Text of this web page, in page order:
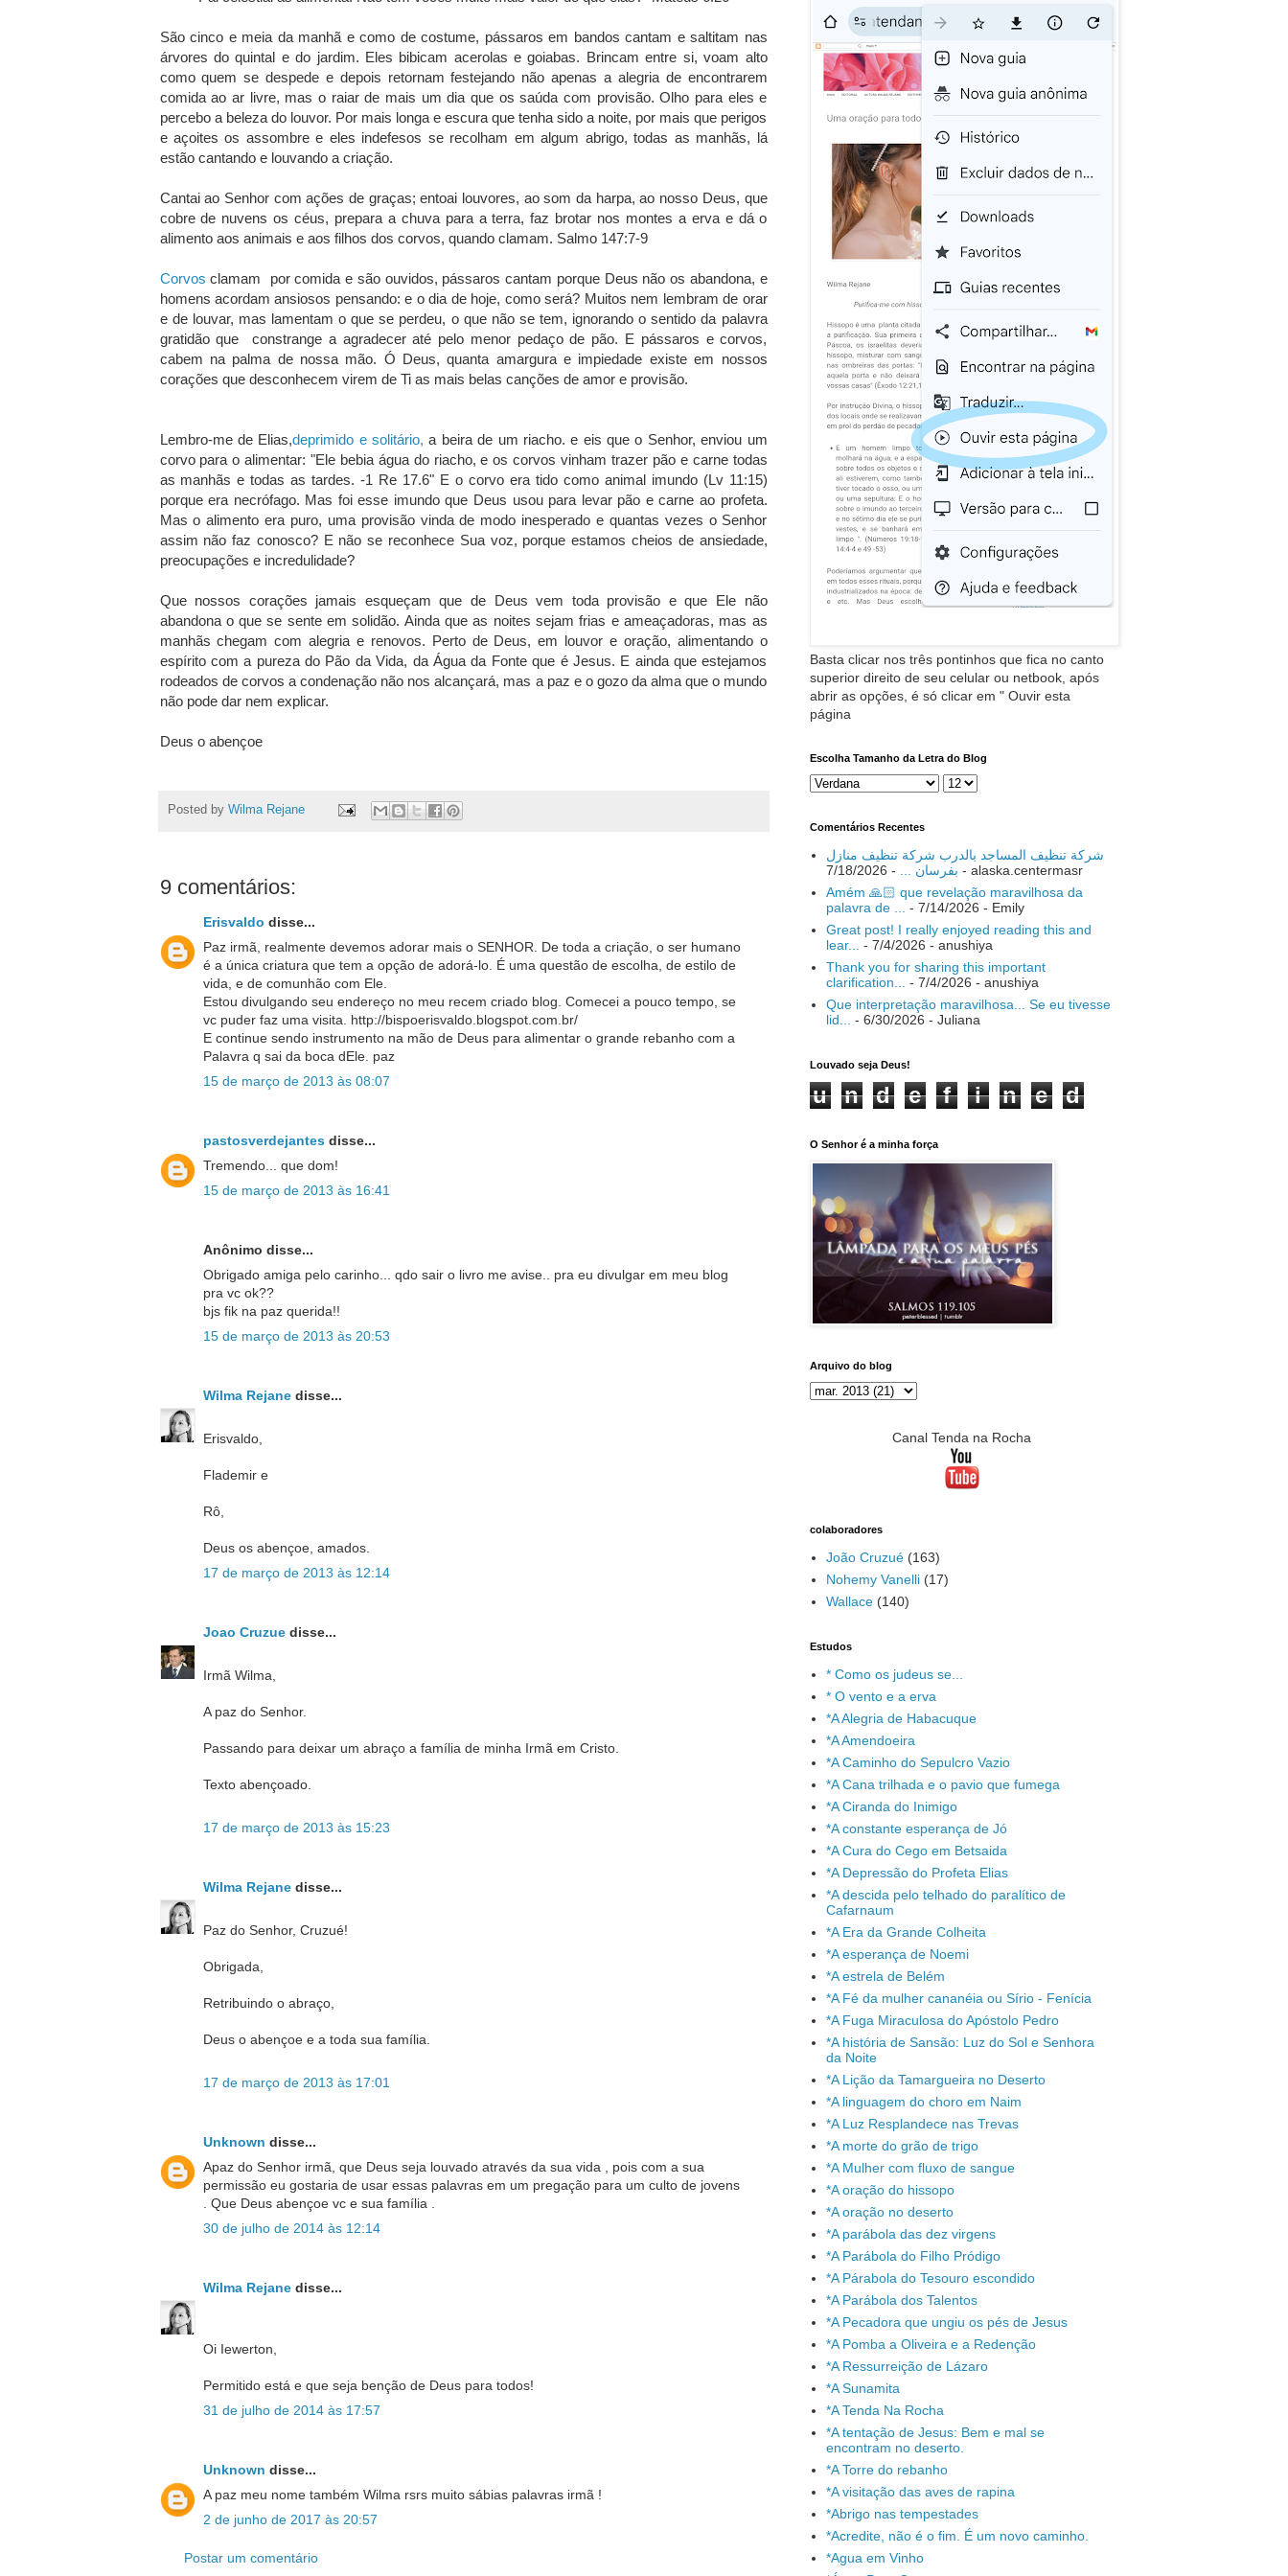
São cinco e meia da manhã e como de costume, pássaros em bandos cantam e saltitam nas
árvores do quintal e do jardim. Eles bibicam acerolas e goiabas. Brincam entre si, voam alto
como quem se despede e depois retornam festejando não apenas a alegria de encontrarem
comida ao ar livre, mas o raiar de mais um dia que os saúda com provisão. Olho para eles e
percebo a beleza do louvor. Por mais longa e escura que tenha sido a noite, por mais que perigos
e açoites os assombre e eles indefesos se recolham em algum abrigo, todas as manhãs, lá
estão cantando e louvando a criação.
Cantai ao Senhor com ações de graças; entoai louvores, ao som da harpa, ao nosso Deus, que
cobre de nuvens os céus, prepara a chuva para a terra, faz brotar nos montes a erva e dá o
alimento aos animais e aos filhos dos corvos, quando clamam. Salmo 147:7-9
Corvos clamam por comida e são ouvidos, pássaros cantam porque Deus não os abandona, e
homens acordam ansiosos pensando: e o dia de hoje, como será? Muitos nem lembram de orar
e de louvar, mas lamentam o que se perdeu, o que não se tem, ignorando o sentido da palavra
gratidão que constrange a agradecer até pelo menor pedaço de pão. E pássaros e corvos,
cabem na palma de nossa mão. Ó Deus, quanta amargura e impiedade existe em nossos
corações que desconhecem virem de Ti as mais belas canções de amor e provisão.
Lembro-me de Elias,deprimido e solitário, a beira de um riacho. e eis que o Senhor, enviou um
corvo para o alimentar: "Ele bebia água do riacho, e os corvos vinham trazer pão e carne todas
as manhãs e todas as tardes. -1 Re 17.6" E o corvo era tido como animal imundo (Lv 11:15)
porque era necrófago. Mas foi esse imundo que Deus usou para levar pão e carne ao profeta.
Mas o alimento era puro, uma provisão vinda de modo inesperado e quantas vezes o Senhor
assim não faz conosco? E não se reconhece Sua voz, porque estamos cheios de ansiedade,
preocupações e incredulidade?
Que nossos corações jamais esqueçam que de Deus vem toda provisão e que Ele não
abandona o que se sente em solidão. Ainda que as noites sejam frias e ameaçadoras, mas as
manhãs chegam com alegria e renovos. Perto de Deus, em louvor e oração, alimentando o
espírito com a pureza do Pão da Vida, da Água da Fonte que é Jesus. E ainda que estejamos
rodeados de corvos a condenação não nos alcançará, mas a paz e o gozo da alma que o mundo
não pode dar nem explicar.
Deus o abençoe
Posted by Wilma Rejane
9 comentários:
Erisvaldo disse...
Paz irmã, realmente devemos adorar mais o SENHOR. De toda a criação, o ser humano
é a única criatura que tem a opção de adorá-lo. É uma questão de escolha, de estilo de
vida, e de comunhão com Ele.
Estou divulgando seu endereço no meu recem criado blog. Comecei a pouco tempo, se
vc puder faz uma visita. http://bispoerisvaldo.blogspot.com.br/
E continue sendo instrumento na mão de Deus para alimentar o grande rebanho com a
Palavra q sai da boca dEle. paz
15 de março de 2013 às 08:07
pastosverdejantesdisse...
Tremendo... que dom!
15 de março de 2013 às 16:41
Anônimo disse...
Obrigado amiga pelo carinho... qdo sair o livro me avise.. pra eu divulgar em meu blog
pra vc ok??
bjs fik na paz querida!!
15 de março de 2013 às 20:53
Wilma Rejanedisse...
Erisvaldo,
Flademir e
Rô,
Deus os abençoe, amados.
17 de março de 2013 às 12:14
Joao Cruzuedisse...
Irmã Wilma,
A paz do Senhor.
Passando para deixar um abraço a família de minha Irmã em Cristo.
Texto abençoado.
17 de março de 2013 às 15:23
Wilma Rejanedisse...
Paz do Senhor, Cruzué!
Obrigada,
Retribuindo o abraço,
Deus o abençoe e a toda sua família.
17 de março de 2013 às 17:01
Unknown disse...
Apaz do Senhor irmã, que Deus seja louvado através da sua vida , pois com a sua
permissão eu gostaria de usar essas palavras em um pregação para um culto de jovens
. Que Deus abençoe vc e sua família .
30 de julho de 2014 às 12:14
Wilma Rejanedisse...
Oi Iewerton,
Permitido está e que seja benção de Deus para todos!
31 de julho de 2014 às 17:57
Unknown disse...
A paz meu nome também Wilma rsrs muito sábias palavras irmã !
2 de junho de 2017 às 20:57
Postar um comentário
Basta clicar nos três pontinhos que fica no canto
superior direito de seu celular ou netbook, após
abrir as opções, é só clicar em " Ouvir esta
página
Escolha Tamanho da Letra do Blog
Comentários Recentes
شركة تنظيف المساجد بالدرب شركة تنظيف منازل
بفرسان ...
- 7/18/2026
- alaska.centermasr
Amém 🙏🏻 que revelação maravilhosa da
palavra de ...
- 7/14/2026 - Emily
Great post! I really enjoyed reading this and
lear...
- 7/4/2026 - anushiya
Thank you for sharing this important
clarification...
- 7/4/2026 - anushiya
Que interpretação maravilhosa... Se eu tivesse
lid...
- 6/30/2026 - Juliana
Louvado seja Deus!
u n d e f i n e d
O Senhor é a minha força
Arquivo do blog
Canal Tenda na Rocha
colaboradores
João Cruzué (163)
Nohemy Vanelli (17)
Wallace (140)
Estudos
* Como os judeus se...
* O vento e a erva
*A Alegria de Habacuque
*A Amendoeira
*A Caminho do Sepulcro Vazio
*A Cana trilhada e o pavio que fumega
*A Ciranda do Inimigo
*A constante esperança de Jó
*A Cura do Cego em Betsaida
*A Depressão do Profeta Elias
*A descida pelo telhado do paralítico de
Cafarnaum
*A Era da Grande Colheita
*A esperança de Noemi
*A estrela de Belém
*A Fé da mulher cananéia ou Sírio - Fenícia
*A Fuga Miraculosa do Apóstolo Pedro
*A história de Sansão: Luz do Sol e Senhora
da Noite
*A Lição da Tamargueira no Deserto
*A linguagem do choro em Naim
*A Luz Resplandece nas Trevas
*A morte do grão de trigo
*A Mulher com fluxo de sangue
*A oração do hissopo
*A oração no deserto
*A parábola das dez virgens
*A Parábola do Filho Pródigo
*A Párabola do Tesouro escondido
*A Parábola dos Talentos
*A Pecadora que ungiu os pés de Jesus
*A Pomba a Oliveira e a Redenção
*A Ressurreição de Lázaro
*A Sunamita
*A Tenda Na Rocha
*A tentação de Jesus: Bem e mal se
encontram no deserto.
*A Torre do rebanho
*A visitação das aves de rapina
*Abrigo nas tempestades
*Acredite, não é o fim. É um novo caminho.
*Agua em Vinho